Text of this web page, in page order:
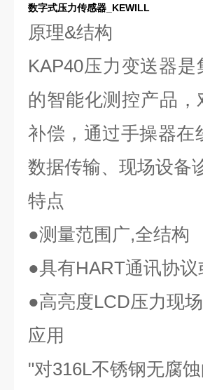
数字式压力传感器_KEWILL
原理&结构
KAP40压力变送器
的智能化测控产品
补偿，通过手操器在
数据传输、现场设备
特点
●测量范围广,全结构
●具有HART通讯协议
●高亮度LCD压力现
应用
"对316L不锈钢无腐